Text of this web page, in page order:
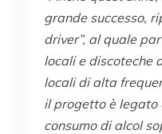
grande successo,
driver”, al quale
locali e discoteche
locali di alta
il progetto è legato
consumo di alcol